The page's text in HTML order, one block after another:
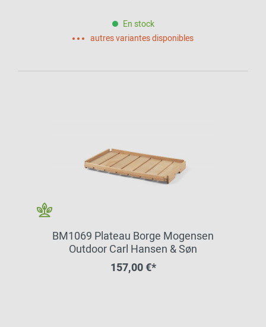
En stock
autres variantes disponibles
BM1069 Plateau Borge Mogensen
Outdoor Carl Hansen & Søn
157,00 €*